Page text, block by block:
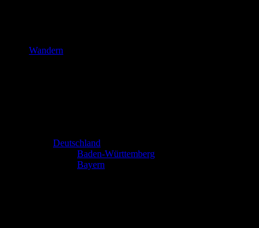
Wandern
Deutschland
Baden-Württemberg
Bayern